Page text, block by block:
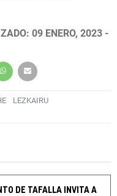
09 ENERO, 2023 -
LEZKAIRU
DE TAFALLA INVITA A